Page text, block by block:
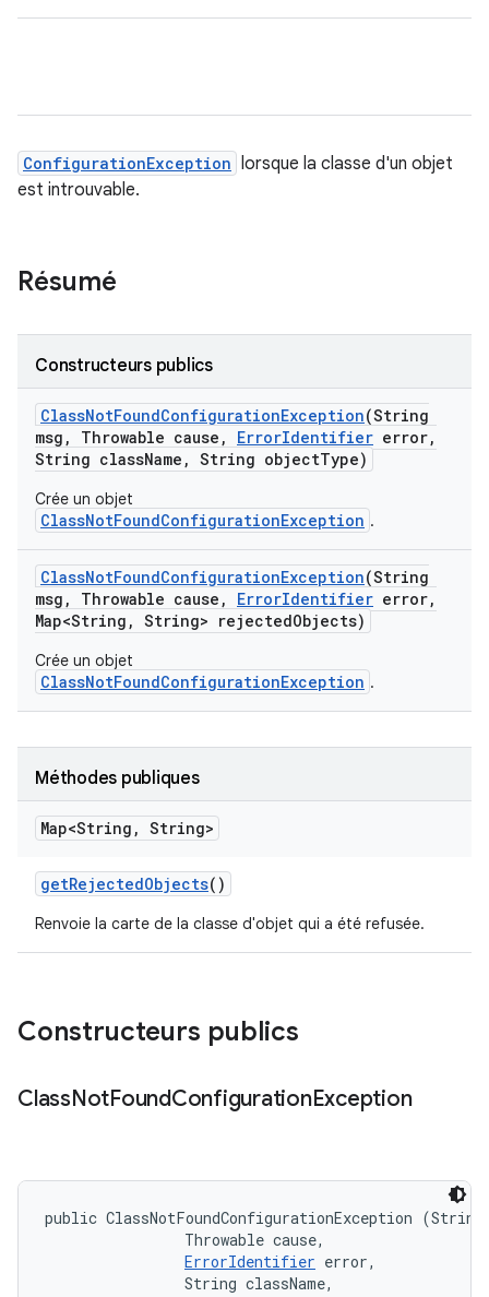
ConfigurationException lorsque la classe d'un objet
est introuvable.
Résumé
Constructeurs publics
ClassNotFoundConfigurationException(String
msg , Throwable cause , ErrorIdentifier error,
String className , String objectType)
Crée un objet
ClassNotFoundConfigurationException .
ClassNotFoundConfigurationException(String
msg , Throwable cause , ErrorIdentifier error,
Map<String , String> rejectedObjects)
Crée un objet
ClassNotFoundConfigurationException .
Méthodes publiques
Map<String , String>
getRejectedObjects()
Renvoie la carte de la classe d'objet qui a été refusée.
Constructeurs publics
ClassNotFoundConfigurationException
public ClassNotFoundConfigurationException
                Throwable cause,
ErrorIdentifier error,
                String className,